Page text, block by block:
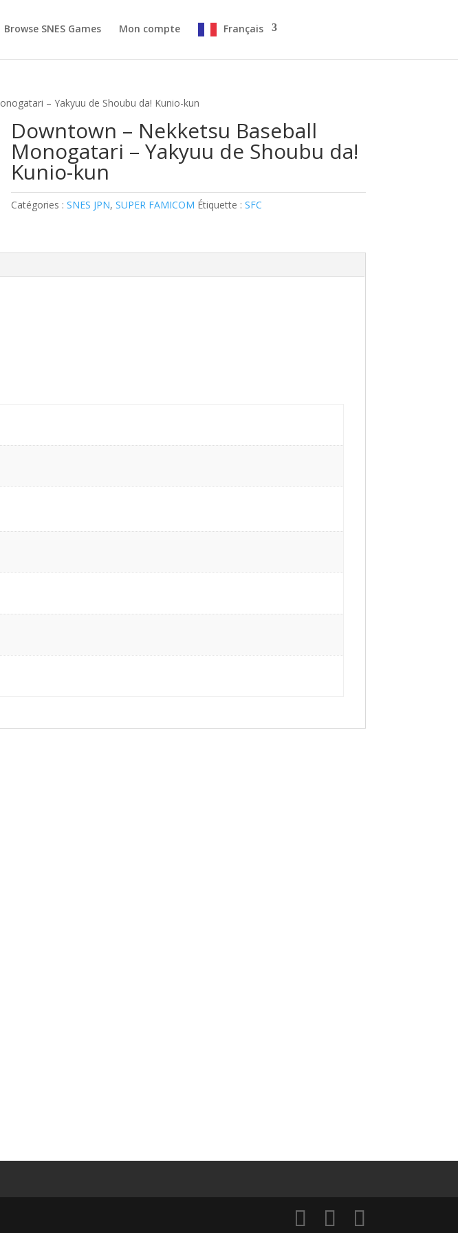
Browse SNES Games Mon compte Français
– Yakyuu de Shoubu da! Kunio-kun
Downtown – Nekketsu Baseball
Monogatari – Yakyuu de Shoubu da!
Kunio-kun
Catégories : SNES JPN, SUPER FAMICOM Étiquette : SFC